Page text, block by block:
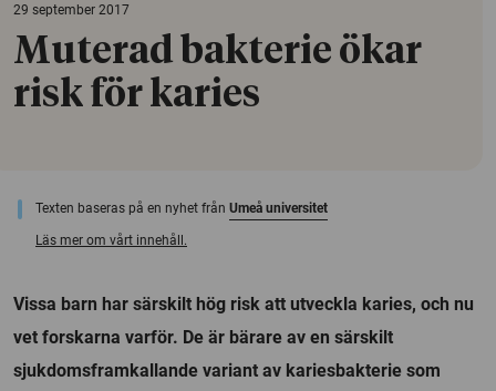
29 september 2017
Muterad bakterie ökar
risk för karies
Texten baseras på en nyhet från Umeå universitet
Läs mer om vårt innehåll.
Vissa barn har särskilt hög risk att utveckla karies, och nu
vet forskarna varför. De är bärare av en särskilt
sjukdomsframkallande variant av kariesbakterie som